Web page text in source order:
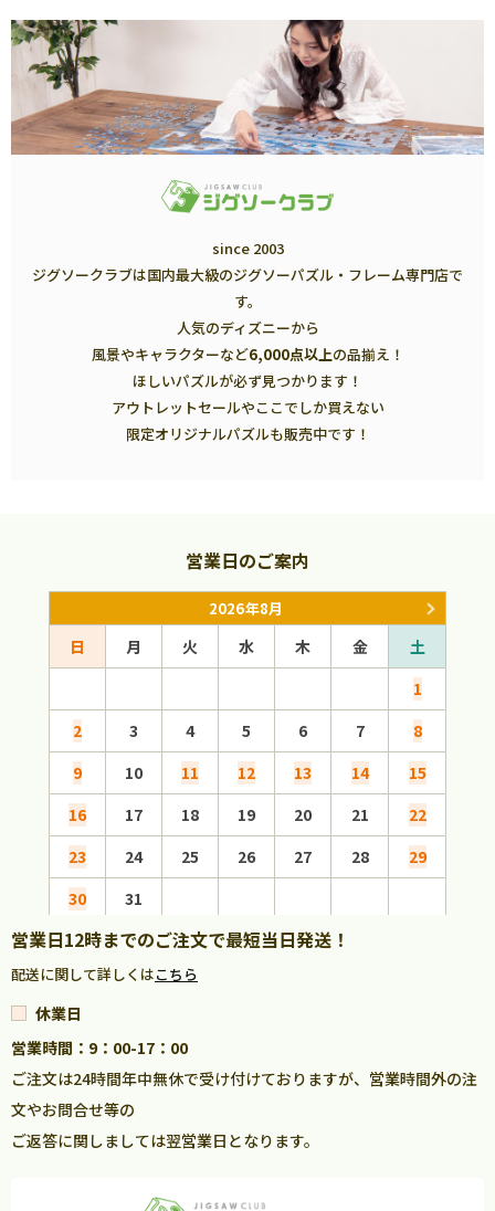
since 2003
ジグソークラブは国内最大級のジグソーパズル・フレーム専門店で
す。
人気のディズニーから
風景やキャラクターなど6,000点以上の品揃え！
ほしいパズルが必ず見つかります！
アウトレットセールやここでしか買えない
限定オリジナルパズルも販売中です！
営業日のご案内
2026年8月
日 月 火 水 木 金
土
1
2
3 4 5 6 7
8
9
10 11 12 13 14
15
16
17 18 19 20 21
22
23
24 25 26 27 28
29
30
31
営業日12時までのご注文で最短当日発送！
配送に関して詳しくはこちら
休業日
営業時間：9：00-17：00
ご注文は24時間年中無休で受け付けておりますが、営業時間外の注
文やお問合せ等の
ご返答に関しましては翌営業日となります。